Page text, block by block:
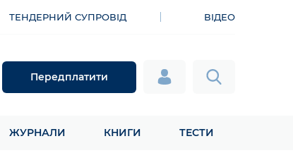
ТЕНДЕРНИЙ СУПРОВІД ВІДЕО
Передплатити
ЖУРНАЛИ КНИГИ ТЕСТИ